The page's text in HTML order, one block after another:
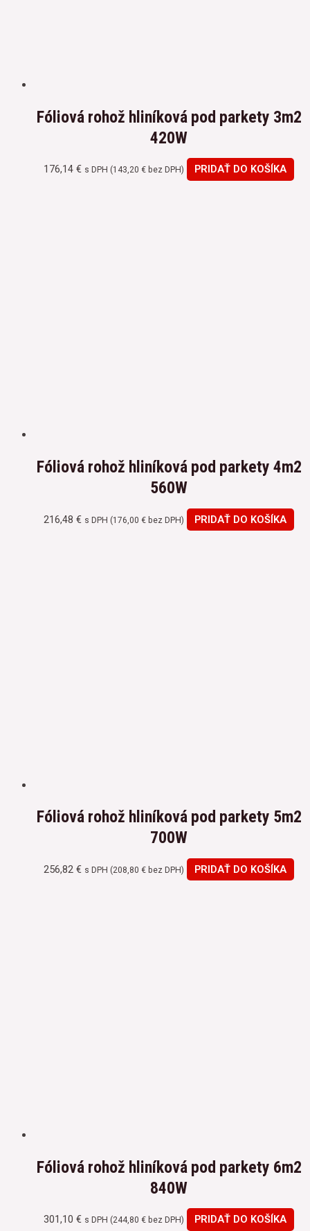
Fóliová rohož hliníková pod parkety 3m2
420W
176,14€ s DPH (143,20€ bez DPH) PRIDAŤ DO KOŠÍKA
Fóliová rohož hliníková pod parkety 4m2
560W
216,48€ s DPH (176,00€ bez DPH) PRIDAŤ DO KOŠÍKA
Fóliová rohož hliníková pod parkety 5m2
700W
256,82€ s DPH (208,80€ bez DPH) PRIDAŤ DO KOŠÍKA
Fóliová rohož hliníková pod parkety 6m2
840W
301,10€ s DPH (244,80€ bez DPH) PRIDAŤ DO KOŠÍKA